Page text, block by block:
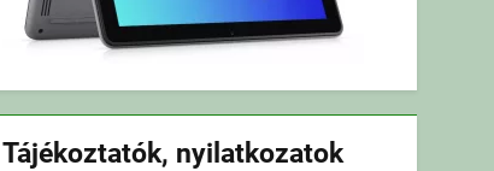
Tájékoztatók, nyilatkozatok